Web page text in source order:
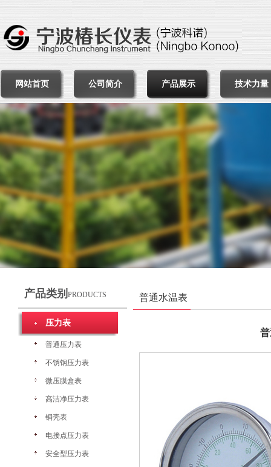
网站首页 公司简介 产品展示 技术力量
产品类别 PRODUCTS
压力表
普通压力表
不锈钢压力表
微压膜盒表
高洁净压力表
铜壳表
电接点压力表
安全型压力表
普通水温表